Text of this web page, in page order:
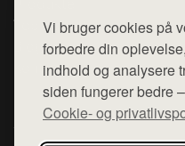
Vi bruger cookies på
forbedre din
indhold og analysere
siden fungerer bedre
Cookie- og
Top Rabatter
Blog
Kontakt